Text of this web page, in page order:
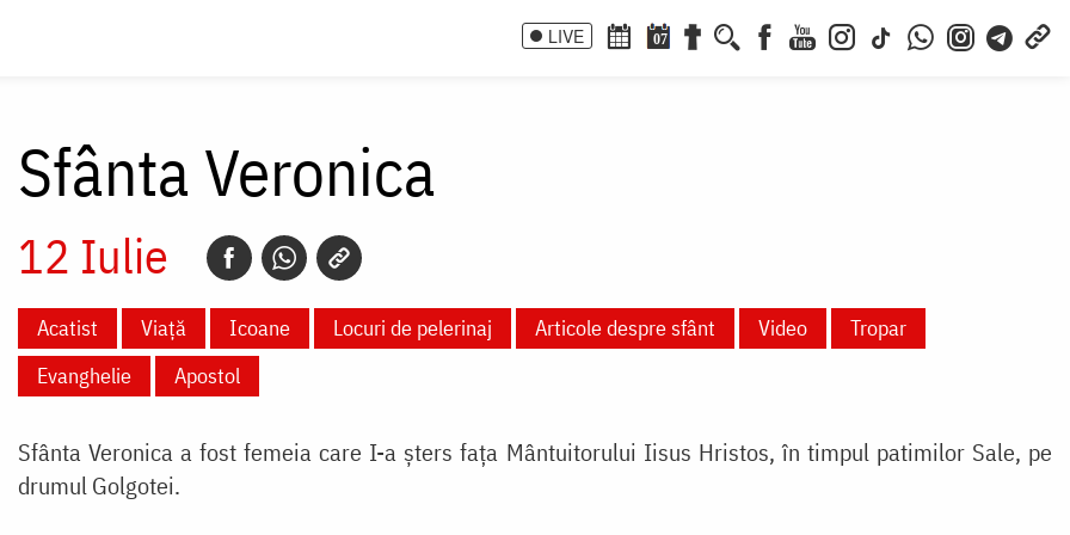
LIVE 07
Sfânta Veronica
12 Iulie
Acatist Viață Icoane Locuri de pelerinaj Articole despre sfânt Video
Tropar
Evanghelie
Apostol
Sfânta Veronica a fost femeia care I-a șters fața Mântuitorului Iisus Hristos, în timpul patimilor Sale, pe
drumul Golgotei.